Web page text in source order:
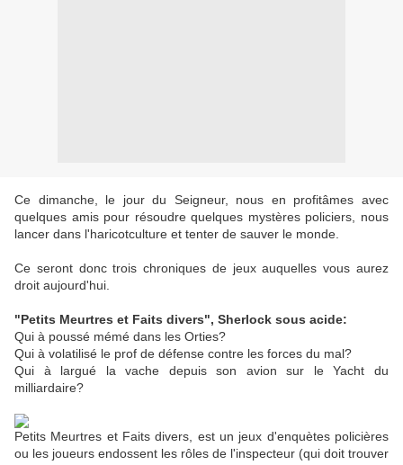
Ce dimanche, le jour du Seigneur, nous en profitâmes avec
quelques amis pour résoudre quelques mystères policiers, nous
lancer dans l'haricotculture et tenter de sauver le monde.
Ce seront donc trois chroniques de jeux auquelles vous aurez
droit aujourd'hui.
"Petits Meurtres et Faits divers", Sherlock sous acide:
Qui à poussé mémé dans les Orties?
Qui à volatilisé le prof de défense contre les forces du mal?
Qui à largué la vache depuis son avion sur le Yacht du
milliardaire?
Petits Meurtres et Faits divers, est un jeux d'enquètes policières
ou les joueurs endossent les rôles de l'inspecteur (qui doit trouver